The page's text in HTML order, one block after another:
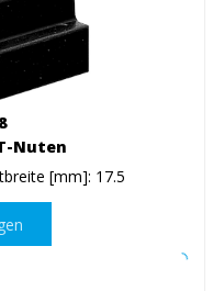
Nuten
[mm]: 17.5